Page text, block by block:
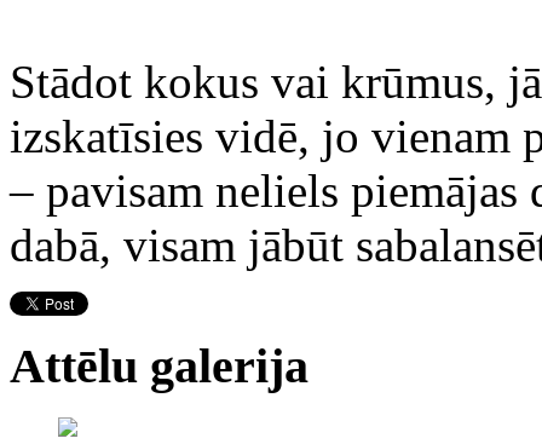
Stādot kokus vai krūmus,
izskatīsies vidē, jo vienam
– pavisam neliels piemājas
dabā, visam jābūt
Attēlu galerija